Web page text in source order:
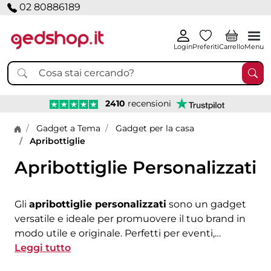
02 80886189
LoginPreferitiCarrelloMenu
2410 recensioni
Home page
Gadget a Tema
Gadget per la casa
Apribottiglie
Apribottiglie Personalizzati
Gli apribottiglie personalizzati sono un gadget
versatile e ideale per promuovere il tuo brand in
modo utile e originale. Perfetti per eventi,
matrimoni, o come gadget per il settore del vino,
Leggi tutto